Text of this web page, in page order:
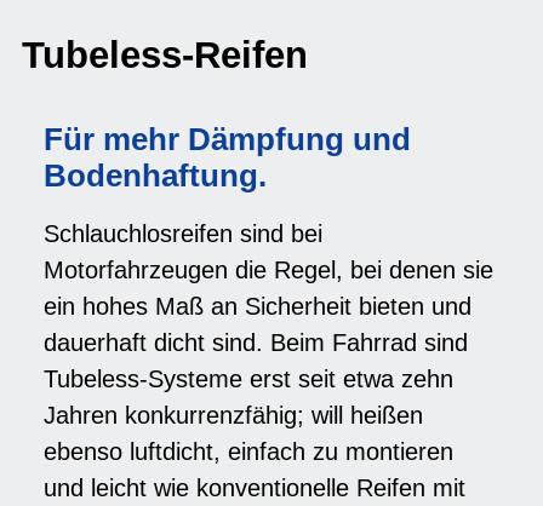
Tubeless-Reifen
Für mehr Dämpfung und
Bodenhaftung.
Schlauchlosreifen sind bei
Motorfahrzeugen die Regel, bei denen sie
ein hohes Maß an Sicherheit bieten und
dauerhaft dicht sind. Beim Fahrrad sind
Tubeless-Systeme erst seit etwa zehn
Jahren konkurrenzfähig; will heißen
ebenso luftdicht, einfach zu montieren
und leicht wie konventionelle Reifen mit